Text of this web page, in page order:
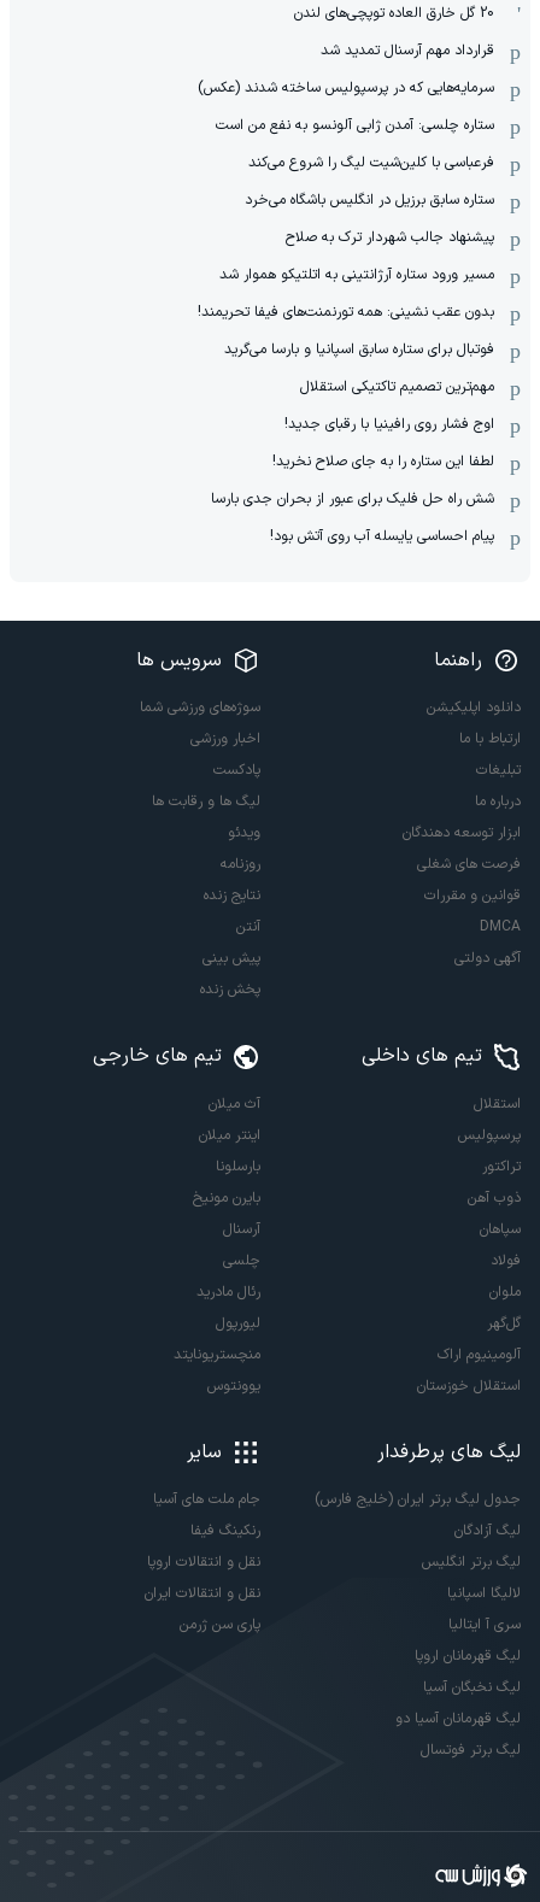
20 گل خارق العاده توپچی‌های لندن
قرارداد مهم آرسنال تمدید شد
سرمایه‌هایی که در پرسپولیس ساخته شدند (عکس)
ستاره چلسی: آمدن ژابی آلونسو به نفع من است
فرعباسی با کلین‌شیت لیگ را شروع می‌کند
ستاره سابق برزیل در انگلیس باشگاه می‌خرد
پیشنهاد جالب شهردار ترک به صلاح
مسیر ورود ستاره آرژانتینی به اتلتیکو هموار شد
بدون عقب نشینی: همه تورنمنت‌های فیفا تحریمند!
فوتبال برای ستاره سابق اسپانیا و بارسا می‌گرید
مهم‌ترین تصمیم تاکتیکی استقلال
اوج فشار روی رافینیا با رقبای جدید!
لطفا این ستاره را به جای صلاح نخرید!
شش راه حل فلیک برای عبور از بحران جدی بارسا
پیام احساسی یایسله آب روی آتش بود!
راهنما
دانلود اپلیکیشن
ارتباط با ما
تبلیغات
درباره ما
ابزار توسعه دهندگان
فرصت های شغلی
قوانین و مقررات
DMCA
آگهی دولتی
سرویس ها
سوژه‌های ورزشی شما
اخبار ورزشی
پادکست
لیگ ها و رقابت ها
ویدئو
روزنامه
نتایج زنده
آنتن
پیش بینی
پخش زنده
تیم های داخلی
استقلال
پرسپولیس
تراکتور
ذوب آهن
سپاهان
فولاد
ملوان
گل‌گهر
آلومینیوم اراک
استقلال خوزستان
تیم های خارجی
آث میلان
اینتر میلان
بارسلونا
بایرن مونیخ
آرسنال
چلسی
رئال مادرید
لیورپول
منچستریونایتد
یوونتوس
لیگ های پرطرفدار
جدول لیگ برتر ایران (خلیج فارس)
لیگ آزادگان
لیگ برتر انگلیس
لالیگا اسپانیا
سری آ ایتالیا
لیگ قهرمانان اروپا
لیگ نخبگان آسیا
لیگ قهرمانان آسیا دو
لیگ برتر فوتسال
سایر
جام ملت های آسیا
رنکینگ فیفا
نقل و انتقالات اروپا
نقل و انتقالات ایران
پاری سن ژرمن